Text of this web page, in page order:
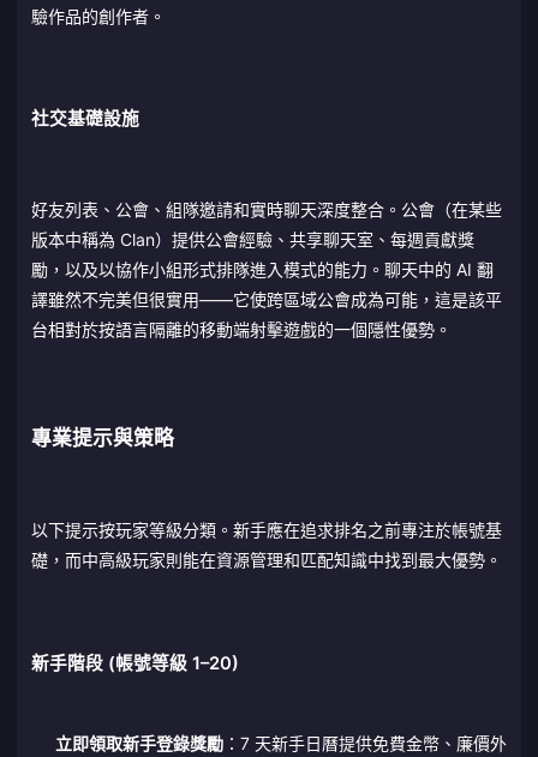
驗作品的創作者。
社交基礎設施
好友列表、公會、組隊邀請和實時聊天深度整合。公會（在某些
版本中稱為 Clan）提供公會經驗、共享聊天室、每週貢獻獎
勵，以及以協作小組形式排隊進入模式的能力。聊天中的 AI 翻
譯雖然不完美但很實用——它使跨區域公會成為可能，這是該平
台相對於按語言隔離的移動端射擊遊戲的一個隱性優勢。
專業提示與策略
以下提示按玩家等級分類。新手應在追求排名之前專注於帳號基
礎，而中高級玩家則能在資源管理和匹配知識中找到最大優勢。
新手階段 (帳號等級 1–20)
立即領取新手登錄獎勵：7 天新手日曆提供免費金幣、廉價外